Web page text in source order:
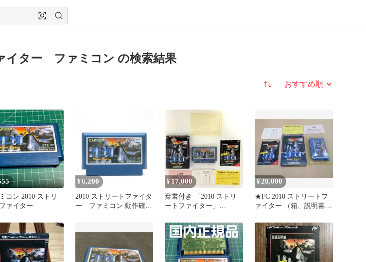
イター ファミコン の検索結果
並び替え
コン 2010 ストリ
ァイター
¥ 6,200
2010 ストリートファイタ
ー ファミコン 動作確認
¥ 17,000
葉書付き 「2010 ストリ
ートファイター」
ト
¥ 28,000
★FC 2010 ストリートフ
ァイター （箱、説明書付